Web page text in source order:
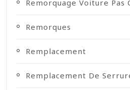
Remorquage Voiture Pas
Remorques
Remplacement
Remplacement De